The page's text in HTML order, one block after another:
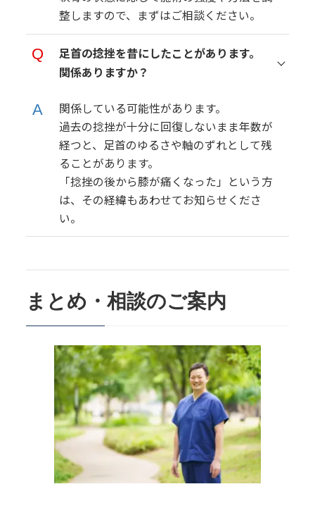
整しますので、まずはご相談ください。
足首の捻挫を昔にしたことがあります。
関係ありますか？
関係している可能性があります。
過去の捻挫が十分に回復しないまま年数が
経つと、足首のゆるさや軸のずれとして残
ることがあります。
「捻挫の後から膝が痛くなった」という方
は、その経緯もあわせてお知らせくださ
い。
まとめ・相談のご案内